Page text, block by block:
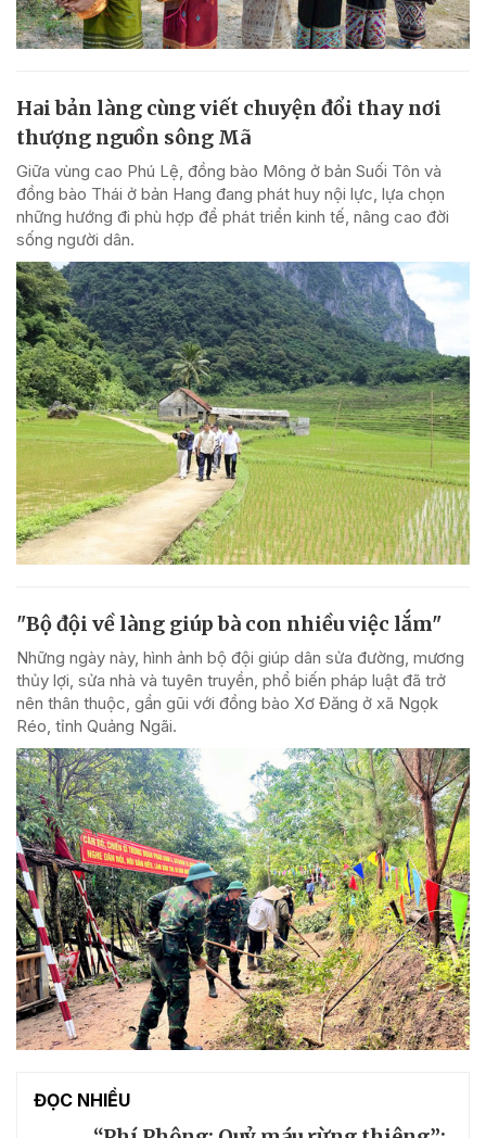
Hai bản làng cùng viết chuyện đổi thay nơi
thượng nguồn sông Mã
Giữa vùng cao Phú Lệ, đồng bào Mông ở bản Suối Tôn và
đồng bào Thái ở bản Hang đang phát huy nội lực, lựa chọn
những hướng đi phù hợp để phát triển kinh tế, nâng cao đời
sống người dân.
"Bộ đội về làng giúp bà con nhiều việc lắm"
Những ngày này, hình ảnh bộ đội giúp dân sửa đường, mương
thủy lợi, sửa nhà và tuyên truyền, phổ biến pháp luật đã trở
nên thân thuộc, gần gũi với đồng bào Xơ Đăng ở xã Ngọk
Réo, tỉnh Quảng Ngãi.
ĐỌC NHIỀU